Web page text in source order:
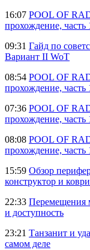
16:07 POOL OF
прохождение, часть
09:31 Гайд по
Вариант II WoT
08:54 POOL OF
прохождение, часть
07:36 POOL OF
прохождение, часть
08:08 POOL OF
прохождение, часть
15:59 Обзор
конструктор и
22:33 Перемещения
и доступность
23:21 Танзанит и
самом деле